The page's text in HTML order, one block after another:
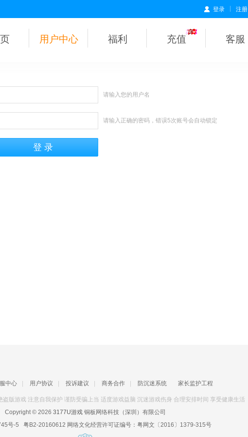
登录 注册
用户中心 福利 充值 客服
请输入您的用户名
请输入正确的密码，错误5次账号会自动锁定
中心 用户协议 投诉建议 商务合作 防沉迷系统 家长监护工程
版游戏 注意自我保护 谨防受骗上当 适度游戏益脑 沉迷游戏伤身 合理安排时间 享受健康生活
Copyright © 2026 3177U游戏铜板网络科技（深圳）有限公司
号-5 粤B2-20160612 网络文化经营许可证编号： 粤网文〔2016〕1379-315号